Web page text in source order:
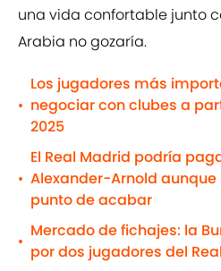
una vida confortable junto
Arabia no gozaría.
•
Los jugadores más
negociar con clubes a
2025
•
El Real Madrid podría
Alexander-Arnold
punto de acabar
•
Mercado de fichajes: la
por dos jugadores del